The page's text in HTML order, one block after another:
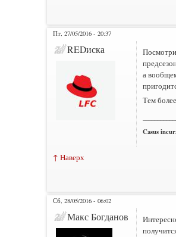
Пт, 27/05/2016 - 20:37
REDиска
а
Тем
Casus
↑ Наверх
Сб, 28/05/2016 - 06:02
Макс Богданов